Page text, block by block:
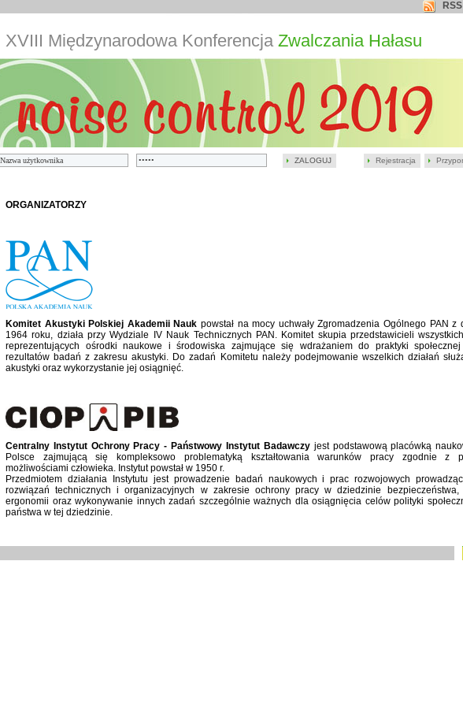
ZALOGUJ Rejestracja
RSS
XVIII Międzynarodowa Konferencja Zwalczania Hałasu
ORGANIZATORZY
Komitet Akustyki Polskiej Akademii Nauk powstał na mocy uchwały Zgromadzenia Ogólnego PAN z
1964 roku, działa przy Wydziale IV Nauk Technicznych PAN. Komitet skupia przedstawicieli
reprezentujących ośrodki naukowe i środowiska zajmujące się wdrażaniem do praktyki
rezultatów badań z zakresu akustyki. Do zadań Komitetu należy podejmowanie wszelkich działań
akustyki oraz wykorzystanie jej osiągnięć.
Centralny Instytut Ochrony Pracy - Państwowy Instytut Badawczyjest podstawową placówką
Polsce zajmującą się kompleksowo problematyką kształtowania warunków pracy zgodnie z
możliwościami człowieka. Instytut powstał w 1950 r.
Przedmiotem działania Instytutu jest prowadzenie badań naukowych i prac rozwojowych
rozwiązań technicznych i organizacyjnych w zakresie ochrony pracy w dziedzinie
ergonomii oraz wykonywanie innych zadań szczególnie ważnych dla osiągnięcia celów polityki
państwa w tej dziedzinie.